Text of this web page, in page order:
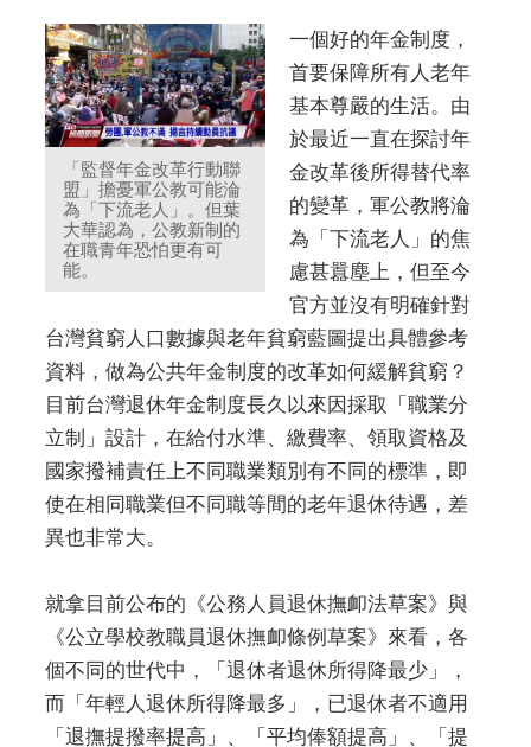
「監督年金改革行動聯
盟」擔憂軍公教可能淪
為「下流老人」。但葉
大華認為，公教新制的
在職青年恐怕更有可
能。
一個好的年金制度，
首要保障所有人老年
基本尊嚴的生活。由
於最近一直在探討年
金改革後所得替代率
的變革，軍公教將淪
為「下流老人」的焦
慮甚囂塵上，但至今
官方並沒有明確針對
台灣貧窮人口數據與老年貧窮藍圖提出具體參考
資料，做為公共年金制度的改革如何緩解貧窮？
目前台灣退休年金制度長久以來因採取「職業分
立制」設計，在給付水準、繳費率、領取資格及
國家撥補責任上不同職業類別有不同的標準，即
使在相同職業但不同職等間的老年退休待遇，差
異也非常大。
就拿目前公布的《公務人員退休撫卹法草案》與
《公立學校教職員退休撫卹條例草案》來看，各
個不同的世代中，「退休者退休所得降最少」，
而「年輕人退休所得降最多」，已退休者不適用
「退撫提撥率提高」、「平均俸額提高」、「提